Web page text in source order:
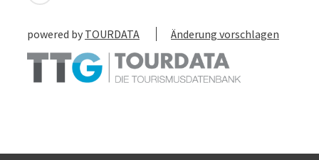
powered by TOURDATA Änderung vorschlagen